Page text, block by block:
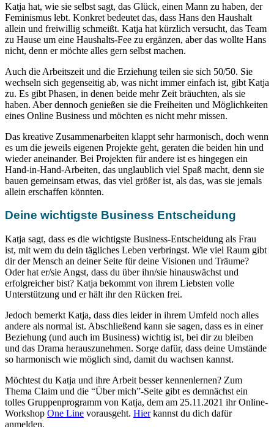
Katja hat, wie sie selbst sagt, das Glück, einen Mann zu haben, der
Feminismus lebt. Konkret bedeutet das, dass Hans den Haushalt
allein und freiwillig schmeißt. Katja hat kürzlich versucht, das Team
zu Hause um eine Haushalts-Fee zu ergänzen, aber das wollte Hans
nicht, denn er möchte alles gern selbst machen.
Auch die Arbeitszeit und die Erziehung teilen sie sich 50/50. Sie
wechseln sich gegenseitig ab, was nicht immer einfach ist, gibt Katja
zu. Es gibt Phasen, in denen beide mehr Zeit bräuchten, als sie
haben. Aber dennoch genießen sie die Freiheiten und Möglichkeiten
eines Online Business und möchten es nicht mehr missen.
Das kreative Zusammenarbeiten klappt sehr harmonisch, doch wenn
es um die jeweils eigenen Projekte geht, geraten die beiden hin und
wieder aneinander. Bei Projekten für andere ist es hingegen ein
Hand-in-Hand-Arbeiten, das unglaublich viel Spaß macht, denn sie
bauen gemeinsam etwas, das viel größer ist, als das, was sie jemals
allein erschaffen könnten.
Deine wichtigste Business Entscheidung
Katja sagt, dass es die wichtigste Business-Entscheidung als Frau
ist, mit wem du dein tägliches Leben verbringst. Wie viel Raum gibt
dir der Mensch an deiner Seite für deine Visionen und Träume?
Oder hat er/sie Angst, dass du über ihn/sie hinauswächst und
erfolgreicher bist? Katja bekommt von ihrem Liebsten volle
Unterstützung und er hält ihr den Rücken frei.
Jedoch bemerkt Katja, dass dies leider in ihrem Umfeld noch alles
andere als normal ist. Abschließend kann sie sagen, dass es in einer
Beziehung (und auch im Business) wichtig ist, bei dir zu bleiben
und das Drama herauszunehmen. Sorge dafür, dass deine Umstände
so harmonisch wie möglich sind, damit du wachsen kannst.
Möchtest du Katja und ihre Arbeit besser kennenlernen? Zum
Thema Claim und die “Über mich”-Seite gibt es demnächst ein
tolles Gruppenprogramm von Katja, dem am 25.11.2021 ihr Online-
Workshop One Line vorausgeht. Hierkannst du dich dafür
anmelden.